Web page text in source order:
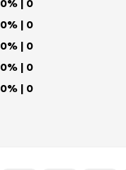
0% | 0
0% | 0
0% | 0
0% | 0
0% | 0